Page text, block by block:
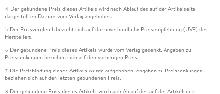
4 Der gebundene Preis dieses Artikels wird nach Ablauf des auf der Artikelseite
dargestellten Datums vom Verlag angehoben.
5 Der Preisvergleich bezieht sich auf die unverbindliche Preisempfehlung (UVP) des
Herstellers.
6 Der gebundene Preis dieses Artikels wurde vom Verlag gesenkt. Angaben zu
Preissenkungen beziehen sich auf den vorherigen Preis.
7 Die Preisbindung dieses Artikels wurde aufgehoben. Angaben zu Preissenkungen
beziehen sich auf den letzten gebundenen Preis.
8 Der gebundene Preis dieses Artikels wird nach Ablauf des auf der Artikelseite